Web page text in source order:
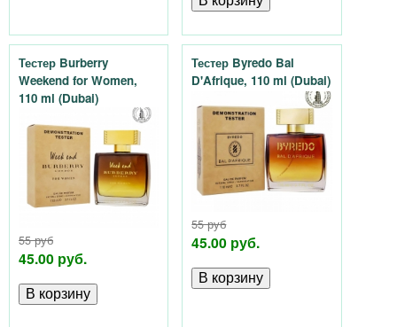
д
а
ж
у
а
Тестер Burberry
Weekend for Women,
110 ml (Dubai)
55 руб
45.00 руб.
Тестер Byredo Bal
D'Afrique, 110 ml (Dubai)
55 руб
45.00 руб.